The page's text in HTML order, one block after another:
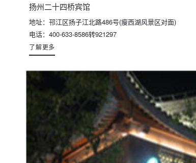
扬州二十四桥宾馆
地址：邗江区扬子江北路486号(瘦西湖风景区对面)
电话：400-633-8586转921297
了解更多